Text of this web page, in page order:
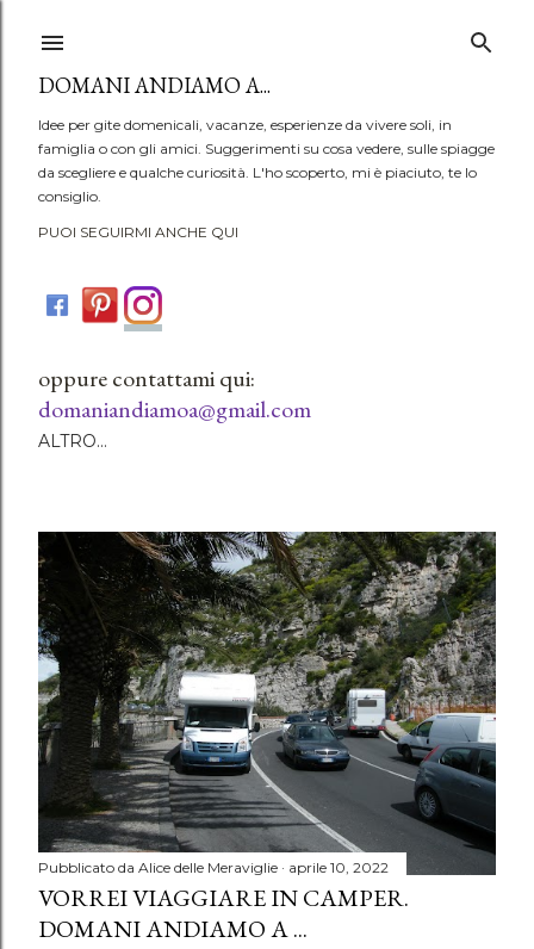
DOMANI ANDIAMO A...
Idee per gite domenicali, vacanze, esperienze da vivere soli, in
famiglia o con gli amici. Suggerimenti su cosa vedere, sulle spiagge
da scegliere e qualche curiosità. L'ho scoperto, mi è piaciuto, te lo
consiglio.
PUOI SEGUIRMI ANCHE QUI
oppure contattami qui:
domaniandiamoa@gmail.com
ALTRO…
P
o
s
t
Pubblicato da Alice delle Meraviglie aprile 10, 2022
VORREI VIAGGIARE IN CAMPER.
DOMANI ANDIAMO A ...